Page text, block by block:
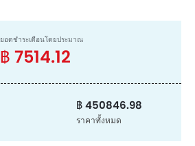
ยอดชำระเดือนโดยประมาณ
฿ 7514.12
฿ 450846.98
ราคาทั้งหมด